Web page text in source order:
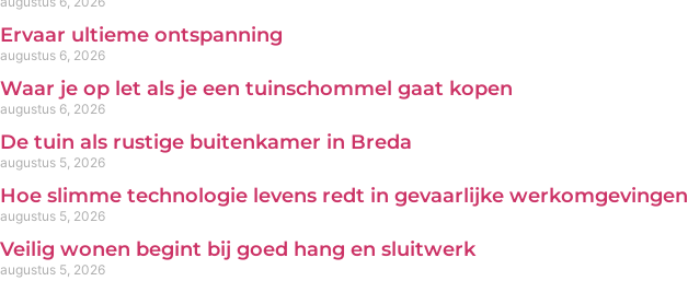
Ervaar ultieme ontspanning
augustus 6, 2026
Waar je op let als je een tuinschommel gaat kopen
augustus 6, 2026
De tuin als rustige buitenkamer in Breda
augustus 5, 2026
Hoe slimme technologie levens redt in gevaarlijke werkomgevingen
augustus 5, 2026
Veilig wonen begint bij goed hang en sluitwerk
augustus 5, 2026